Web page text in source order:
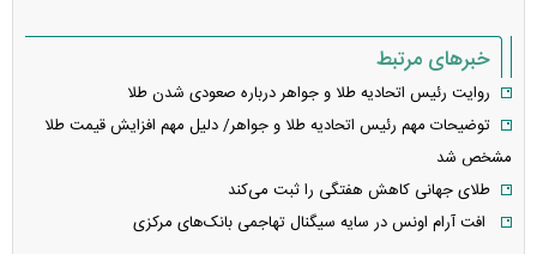
خبرهای مرتبط
روایت رئیس اتحادیه طلا و جواهر درباره صعودی شدن طلا
توضیحات مهم رئیس اتحادیه طلا و جواهر/ دلیل مهم افزایش قیمت طلا
مشخص شد
طلای جهانی کاهش هفتگی را ثبت می‌کند
افت آرام اونس در سایه سیگنال تهاجمی بانک‌های مرکزی